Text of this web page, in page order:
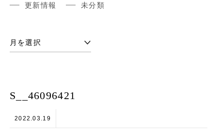
更新情報
未分類
S__46096421
2022.03.19